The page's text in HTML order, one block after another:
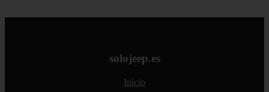
solojeep.es
Inicio